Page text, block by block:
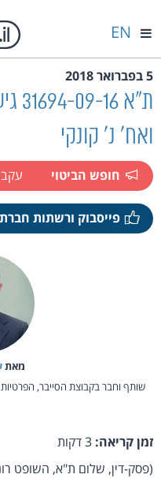
EN
5 בפברואר 2018
ואח' נ' קונקי
חופש הביטוי
פייסבוק ורשתות
מאת‏
שותף וחבר בקבוצת הסייבר,
זמן קריאה:
(פסק-דין, שלום ת"א, השופט